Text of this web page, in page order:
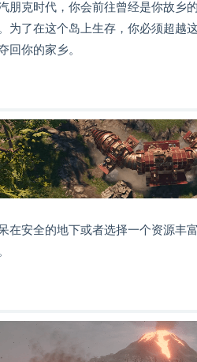
朋克时代，你会前往曾经是你故乡
为了在这个岛上生存，你必须超越
回你的家乡。
在安全的地下或者选择一个资源丰